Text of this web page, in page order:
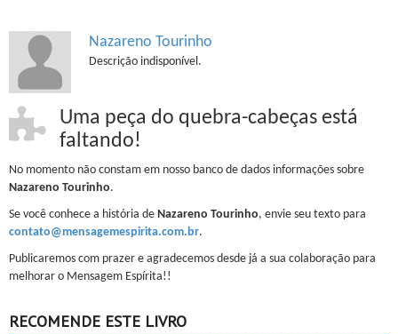
Nazareno Tourinho
Descrição indisponível.
Uma peça do quebra-cabeças está
faltando!
No momento não constam em nosso banco de dados informações sobre
Nazareno Tourinho.
Se você conhece a história de Nazareno Tourinho, envie seu texto para
contato@mensagemespirita.com.br.
Publicaremos com prazer e agradecemos desde já a sua colaboração para
melhorar o Mensagem Espírita!!
RECOMENDE ESTE LIVRO